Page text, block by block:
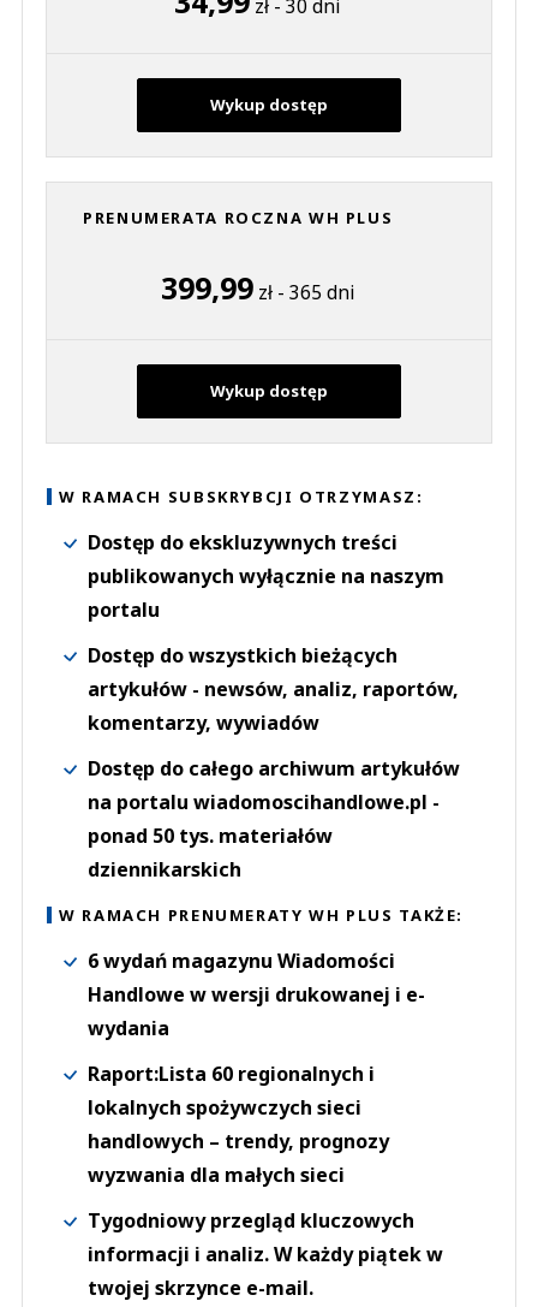
zł - 30 dni
Wykup dostęp
PRENUMERATA ROCZNA WH PLUS
399,99zł - 365 dni
Wykup dostęp
W RAMACH SUBSKRYBCJI OTRZYMASZ:
Dostęp do ekskluzywnych treści
publikowanych wyłącznie na naszym
portalu
Dostęp do wszystkich bieżących
artykułów - newsów, analiz, raportów,
komentarzy, wywiadów
Dostęp do całego archiwum artykułów
na portalu wiadomoscihandlowe.pl -
ponad 50 tys. materiałów
dziennikarskich
W RAMACH PRENUMERATY WH PLUS TAKŻE:
6 wydań magazynu Wiadomości
Handlowe w wersji drukowanej i e-
wydania
Raport:Lista 60 regionalnych i
lokalnych spożywczych sieci
handlowych – trendy, prognozy
wyzwania dla małych sieci
Tygodniowy przegląd kluczowych
informacji i analiz. W każdy piątek w
twojej skrzynce e-mail.